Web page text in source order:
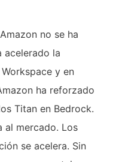
no se ha
acelerado la
y en
ha reforzado
Titan en Bedrock.
al mercado. Los
se acelera. Sin